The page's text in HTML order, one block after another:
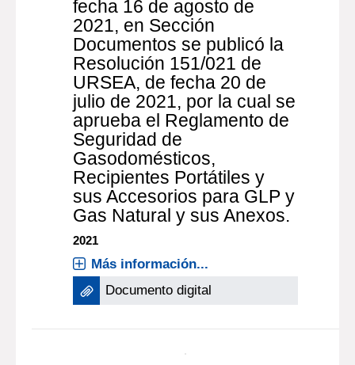
2021
Más información...
Documento digital
documento electrónico
FE DE ERRATAS En el
Diario Oficial Nº 30.747 de
fecha 16 de agosto de
2021, en Sección
Documentos se publicó la
Resolución 151/021 de
URSEA, de fecha 20 de
julio de 2021, por la cual se
aprueba el Reglamento de